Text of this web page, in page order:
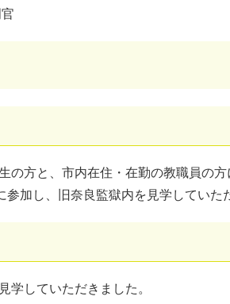
の方と、市内在住・在勤の教職員の
加し、旧奈良監獄内を見学していた
学していただきました。